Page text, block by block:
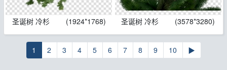
圣诞树 冷杉 (1924*1768) 圣诞树 冷杉 (3578*3280)
1 2 3 4 5 6 7 8 9 10 ▶